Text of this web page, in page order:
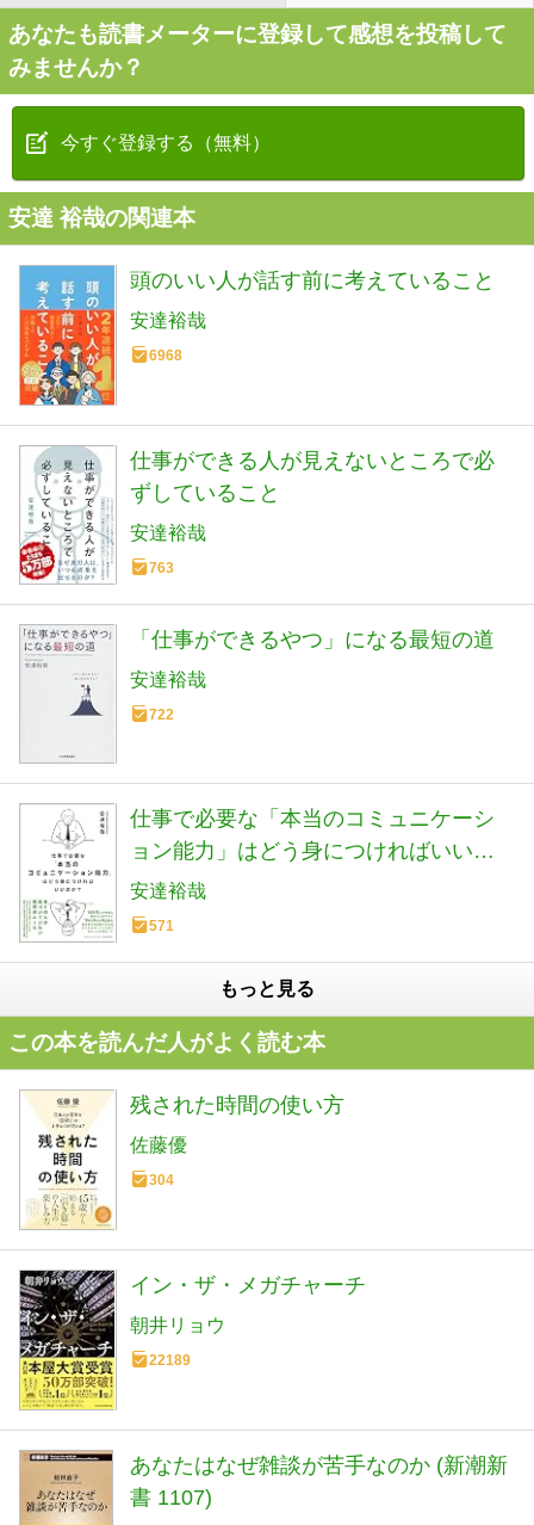
あなたも読書メーターに登録して感想を投稿して
みませんか？
今すぐ登録する（無料）
安達 裕哉の関連本
頭のいい人が話す前に考えていること
安達裕哉
6968
仕事ができる人が見えないところで必
ずしていること
安達裕哉
763
「仕事ができるやつ」になる最短の道
安達裕哉
722
仕事で必要な「本当のコミュニケーシ
ョン能力」はどう身につければいいの
か?
安達裕哉
571
もっと見る
この本を読んだ人がよく読む本
残された時間の使い方
佐藤優
304
イン・ザ・メガチャーチ
朝井リョウ
22189
あなたはなぜ雑談が苦手なのか (新潮新
書 1107)